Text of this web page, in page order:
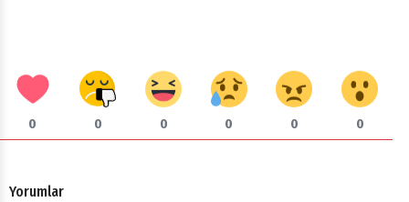
0 0 0 0 0 0
Yorumlar